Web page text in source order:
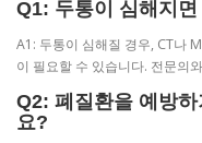
Q1: 두통이 심해지
A1: 두통이 심해질 경우, CT나
이 필요할 수 있습니다. 전문의
Q2: 폐질환을 예방
요?